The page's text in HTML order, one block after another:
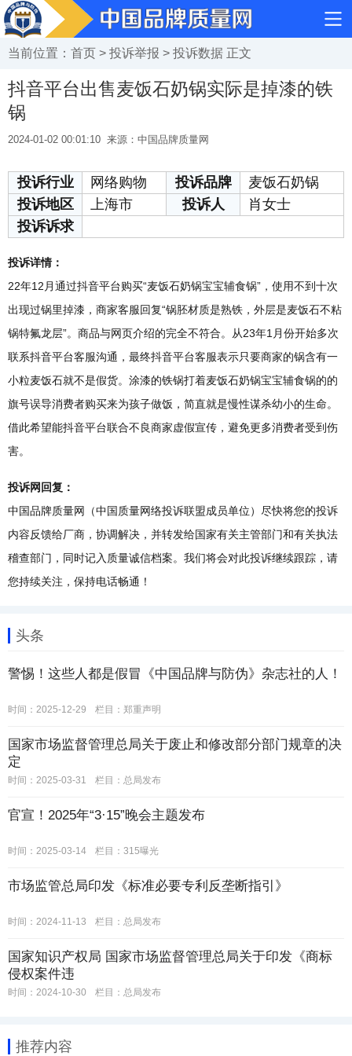
当前位置： 首页 > 投诉举报 > 投诉数据 正文
抖音平台出售麦饭石奶锅实际是掉漆的铁
锅
2024-01-02 00:01:10 来源：中国品牌质量网
投诉行业 网络购物 投诉品牌
麦饭石奶锅
投诉地区
上海市 投诉人
肖女士
投诉诉求
投诉详情：
22年12月通过抖音平台购买“麦饭石奶锅宝宝辅食锅”，使用不到十次
出现过锅里掉漆，商家客服回复“锅胚材质是熟铁，外层是麦饭石不粘
锅特氟龙层”。商品与网页介绍的完全不符合。从23年1月份开始多次
联系抖音平台客服沟通，最终抖音平台客服表示只要商家的锅含有一
小粒麦饭石就不是假货。涂漆的铁锅打着麦饭石奶锅宝宝辅食锅的的
旗号误导消费者购买来为孩子做饭，简直就是慢性谋杀幼小的生命。
借此希望能抖音平台联合不良商家虚假宣传，避免更多消费者受到伤
害。
投诉网回复：
中国品牌质量网（中国质量网络投诉联盟成员单位）尽快将您的投诉
内容反馈给厂商，协调解决，并转发给国家有关主管部门和有关执法
稽查部门，同时记入质量诚信档案。我们将会对此投诉继续跟踪，请
您持续关注，保持电话畅通！
头条
警惕！这些人都是假冒《中国品牌与防伪》杂志社的人！
时间：2025-12-29 栏目： 郑重声明
国家市场监督管理总局关于废止和修改部分部门规章的决
定
时间：2025-03-31 栏目： 总局发布
官宣！2025年“3·15”晚会主题发布
时间：2025-03-14 栏目： 315曝光
市场监管总局印发《标准必要专利反垄断指引》
时间：2024-11-13 栏目： 总局发布
国家知识产权局 国家市场监督管理总局关于印发《商标
侵权案件违
时间：2024-10-30 栏目： 总局发布
推荐内容